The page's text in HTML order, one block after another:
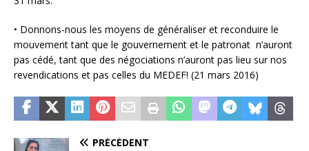
• Donnons-nous les moyens de généraliser et reconduire le
mouvement tant que le gouvernement et le patronat n’auront
pas cédé, tant que des négociations n’auront pas lieu sur nos
revendications et pas celles du MEDEF! (21 mars 2016)
PRÉCÉDENT